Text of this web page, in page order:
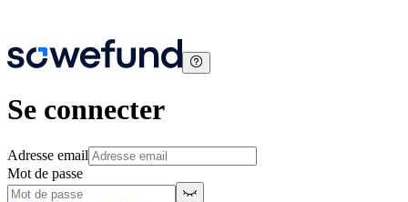
Se connecter
Adresse email
Mot de passe